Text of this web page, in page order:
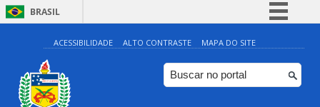
BRASIL
Simplifique!
Comunica BR
Participe
ACESSIBILIDADE ALTO CONTRASTE MAPA DO SITE